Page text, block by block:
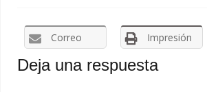
Correo Impresión
Deja una respuesta